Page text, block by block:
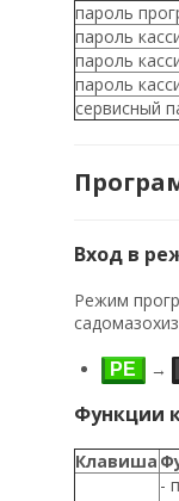
пароль
пароль
пароль
пароль
сервисный
Вход в
Режим
РЕ →
Функции
Клавиша
-